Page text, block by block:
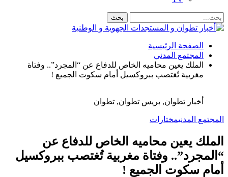
الصفحة الرئيسية
المجتمع المدني
الملك يعين محاميه الخاص للدفاع عن “المجرد”.. وفتاة
مغربية تُغتصب ببروكسيل أمام سكوت الجميع !
أخبار تطوان, بريس تطوان, تطوان
المجتمع المدنيمختارات
الملك يعين محاميه الخاص للدفاع عن
“المجرد”.. وفتاة مغربية تُغتصب ببروكسيل
أمام سكوت الجميع !